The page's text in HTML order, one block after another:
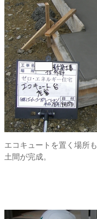
エコキュートを置く場所も
土間が完成。